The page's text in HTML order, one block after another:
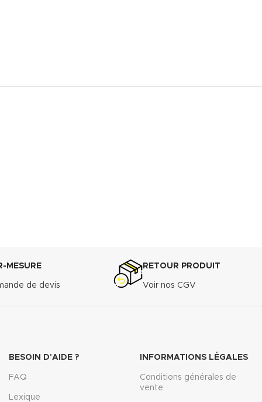
MESURE
de devis
RETOUR PRODUIT
Voir nos CGV
BESOIN D'AIDE ?
FAQ
Lexique
INFORMATIONS LÉGALES
Conditions générales de
vente